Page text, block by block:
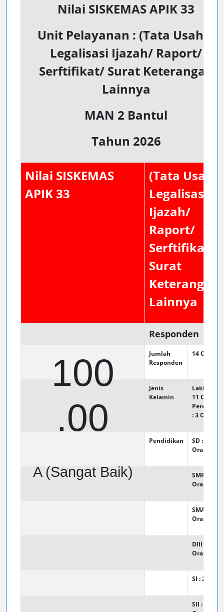
Nilai SISKEMAS APIK 33
Unit Pelayanan : (Tata Usaha)
Legalisasi Ijazah/ Raport/
Serftifikat/ Surat Keterangan
Lainnya
MAN 2 Bantul
Tahun 2026
Nilai SISKEMAS
APIK 33
(Tata
Legalisasi
Ijazah/
Raport/
Serftifikat/
Surat
Keterangan
Lainnya
100
.00
A (Sangat Baik)
Responden
Jumlah
Responden
14Orang
Jenis
Kelamin
Laki - Laki
11 Orang
: 3Orang
Pendidikan
SD : 0
Orang
SMP : 4
Orang
SMA : 8
Orang
DIII : 0
Orang
SI : 2
SII : 0